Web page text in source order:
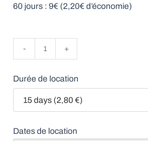
60 jours : 9€ (2,20€ d’économie)
de
Insert
en
coton
Lulu
- +
Durée de location
Dates de location